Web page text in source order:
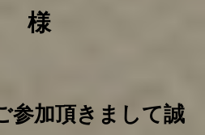
様
参加頂きまして誠